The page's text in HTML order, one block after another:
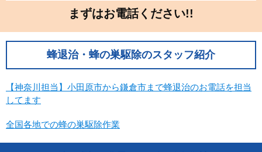
近畿
京都府
大阪府
和歌山県
まずはお電話ください!!
蜂退治・蜂の巣駆除のスタッフ紹介
【神奈川担当】小田原市から鎌倉市まで蜂退治のお電話を担当
してます
全国各地での蜂の巣駆除作業